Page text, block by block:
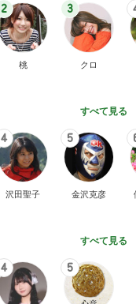
2
桃
3
クロ
すべて見る
4
沢田聖子
5
金沢克彦
すべて見る
4 5